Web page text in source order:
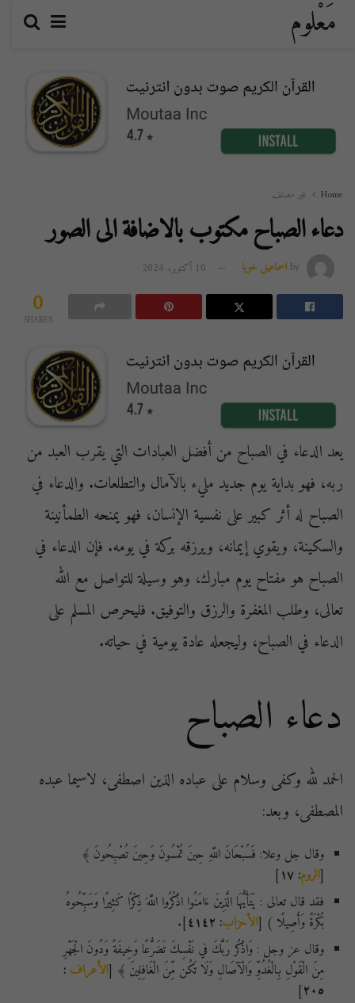
مَعْلوم
Home غير مصنف
دعاء الصباح مكتوب بالاضافة الى الصور
by اسماعيل خويا 10 أكتوبر، 2024
0
SHARES
يعد الدعاء في الصباح من أفضل العبادات التي يقرب العبد من
ربه، فهو بداية يوم جديد مليء بالآمال والتطلعات. والدعاء في
الصباح له أثر كبير على نفسية الإنسان، فهو يمنحه الطمأنينة
والسكينة، ويقوي إيمانه، ويرزقه بركة في يومه. فإن الدعاء في
الصباح هو مفتاح يوم مبارك، وهو وسيلة للتواصل مع الله
تعالى، وطلب المغفرة والرزق والتوفيق. فليحرص المسلم على
الدعاء في الصباح، وليجعله عادة يومية في حياته.
دعاء الصباح
الحمد لله وكفى وسلام على عباده الذين اصطفى، لاسيما عبده
المصطفى، وبعد:
وقال جل وعلا: فَسُبْحَانَ اللَّهِ حِينَ تُمْسُونَ وَحِينَ تُصْبِحُونَ ﴾
[الروم: ١٧
]
فقد قال تعالى : يَتَأَيُّهَا الَّذِينَ ءَامَنُوا اذْكُرُوا اللَّهَ ذِكْرًا كَثِيرًا وَسَبِّحُوهُ
بُكْرَةً وَأَصِيلًا ) [الأحزاب: ٤١٤٢
].
وقال عز وجل : وَاذْكُر رَبَّكَ في نَفْسِكَ تَضَرُّعًا وَخِيفَةً وَدُونَ الْجَهْرِ
مِنَ الْقَوْلِ بِالْغُدُوِّ وَالْآصَالِ وَلَا تَكُن مِّنَ الْغَافِلِينَ ﴾ [الأعراف :
٢٠٥]